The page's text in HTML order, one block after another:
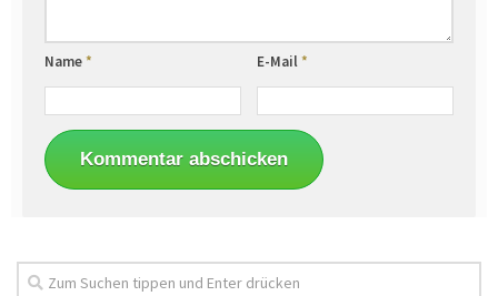
Name* E-Mail*